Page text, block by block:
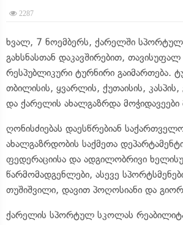
2287
ხვალ, 7 ნოემბერს, ქარელში
გახსნასთან დაკავშირებით, თავისუფალ
რესპუბლიკური ტურნირი გაიმართება.
თბილისის, ყვარლის, ქუთაისის,
და ქარელის ახალგაზრდა
ღონისძიებას დაესწრებიან
ახალგაზრდობის საქმეთა
ფედერაციისა და ადგილობრივი
წარმომადგენლები, ასევე
თუშიშვილი, დავით პოღოსიანი და
ქარელის სპორტულ სკოლას